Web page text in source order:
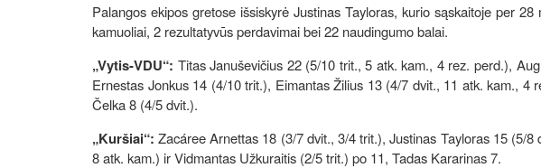
Palangos ekipos gretose išsiskyrė Justinas Tayloras, kurio sąskaitoje per
kamuoliai, 2 rezultatyvūs perdavimai bei 22 naudingumo balai.
„Vytis-VDU“: Titas Januševičius 22 (5/10 trit., 5 atk. kam., 4 rez. perd.),
Ernestas Jonkus 14 (4/10 trit.), Eimantas Žilius 13 (4/7 dvit., 11 atk. kam.,
Čelka 8 (4/5 dvit.).
„Kuršiai“: Zacáree Arnettas 18 (3/7 dvit., 3/4 trit.), Justinas Tayloras 15 (5/
8 atk. kam.) ir Vidmantas Užkuraitis (2/5 trit.) po 11, Tadas Kararinas 7.